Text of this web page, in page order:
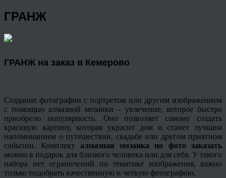
ГРАНЖ
ГРАНЖ на заказ в Кемерово
Создание фотографии с портретом или другим изображением
с помощью алмазной мозаики – увлечение, которое быстро
приобрело популярность. Оно позволяет самому создать
красивую картину, которая украсит дом и станет лучшим
напоминанием о путешествии, свадьбе или другом приятном
событии. Комплект алмазная мозаика по фото заказать
можно в подарок для близкого человека или для себя. У такого
набора нет ограничений по тематике изображения, важно
только подобрать качественную и четкую фотографию.